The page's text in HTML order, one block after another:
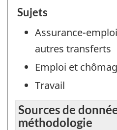
Sujets
Assurance-
autres transferts
Emploi et
Travail
Sources de
méthodologie